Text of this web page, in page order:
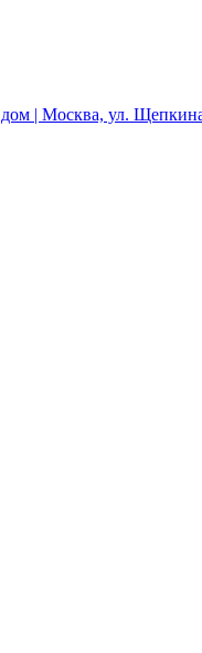
| Москва, ул.